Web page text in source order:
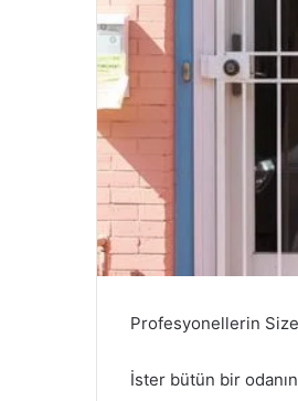
Profesyonellerin
İster bütün bir